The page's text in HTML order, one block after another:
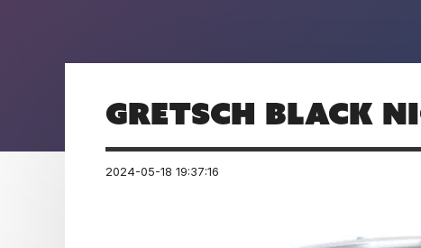
Gretsch Black
2024-05-18 19:37:16